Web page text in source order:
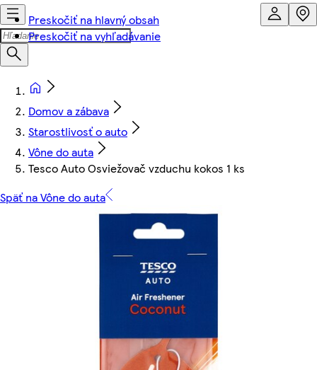
Preskočiť na hlavný obsah
Preskočiť na vyhľadávanie
Domov a zábava
Starostlivosť o auto
Vône do auta
Tesco Auto Osviežovač vzduchu kokos 1 ks
Späť na Vône do auta